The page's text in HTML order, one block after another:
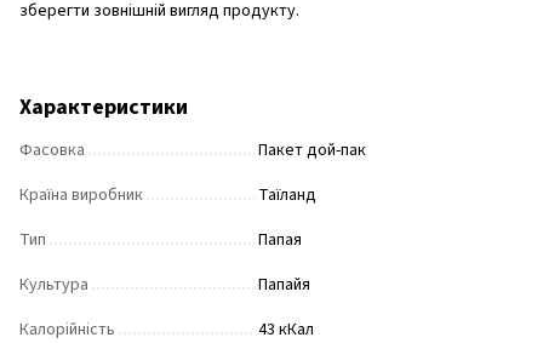
зберегти зовнішній вигляд продукту.
Характеристики
Фасовка
Пакет дой-пак
Країна виробник
Таїланд
Тип
Папая
Культура
Папайя
Калорійність
43 кКал